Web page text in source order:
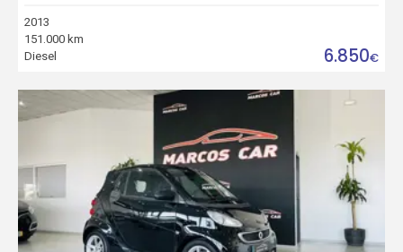
2013
151.000 km
Diesel
6.850€